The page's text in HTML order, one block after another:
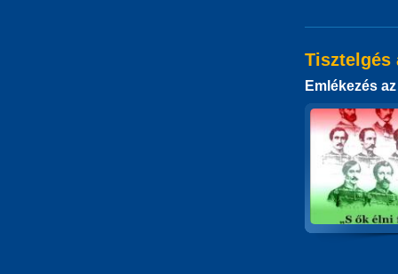
Tisztelgés
Emlékezés